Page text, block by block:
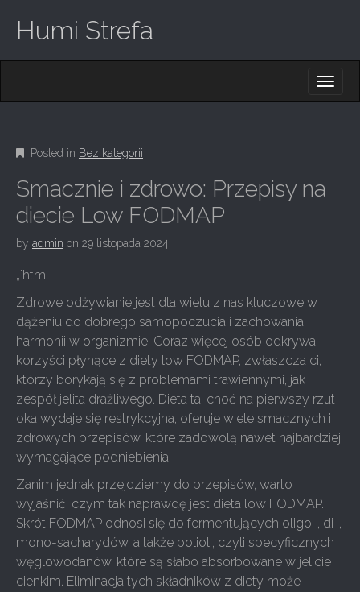
Humi Strefa
M
E
N
U
C
N
E
N
T
Posted in Bez kategorii
Smacznie i zdrowo: Przepisy na
diecie Low FODMAP
by admin on 29 listopada 2024
„`html
Zdrowe odżywianie jest dla wielu z nas kluczowe w
dążeniu do dobrego samopoczucia i zachowania
harmonii w organizmie. Coraz więcej osób odkrywa
korzyści płynące z diety low FODMAP, zwłaszcza ci,
którzy borykają się z problemami trawiennymi, jak
zespół jelita drażliwego. Dieta ta, choć na pierwszy rzut
oka wydaje się restrykcyjna, oferuje wiele smacznych i
zdrowych przepisów, które zadowolą nawet najbardziej
wymagające podniebienia.
Zanim jednak przejdziemy do przepisów, warto
wyjaśnić, czym tak naprawdę jest dieta low FODMAP.
Skrót FODMAP odnosi się do fermentujących oligo-, di-,
mono-sacharydów, a także polioli, czyli specyficznych
węglowodanów, które są słabo absorbowane w jelicie
cienkim. Eliminacja tych składników z diety może